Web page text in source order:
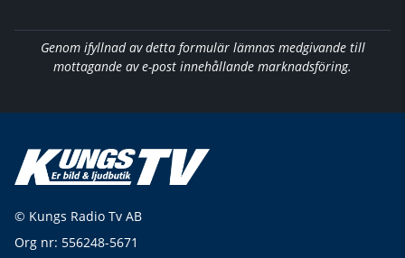
Genom ifyllnad av detta formulär lämnas medgivande till
mottagande av e-post innehållande marknadsföring.
© Kungs Radio Tv AB
Org nr: 556248-5671